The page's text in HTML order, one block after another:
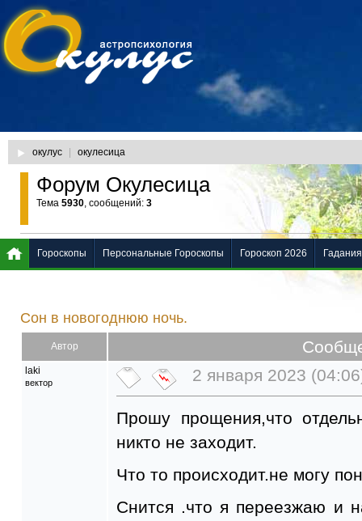
окулус окулесица
Форум Окулесица
Тема 5930, сообщений: 3
Сон в новогоднюю ночь.
Автор
laki
вектор 2 января 2023
Прошу прощения,что
никто не заходит.
Что то происходит.не могу
Снится .что я переезжаю и
Гороскопы Персональные Гороскопы Гороскоп 2026 Гадания